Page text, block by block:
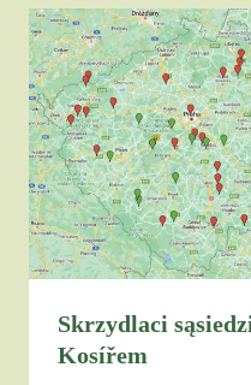
Skrzydlaci
Kosířem